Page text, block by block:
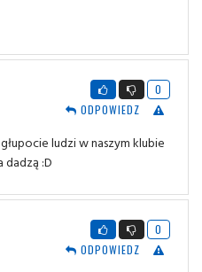
0
ODPOWIEDZ
ludzi w naszym klubie
:D
0
ODPOWIEDZ